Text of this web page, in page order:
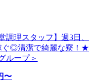
調理スタッフ】週3日、
ぐ◎清潔で綺麗な寮！★
ループ＞
〜